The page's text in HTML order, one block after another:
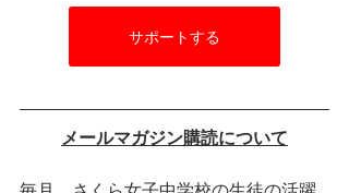
サポートする
メールマガジン購読について